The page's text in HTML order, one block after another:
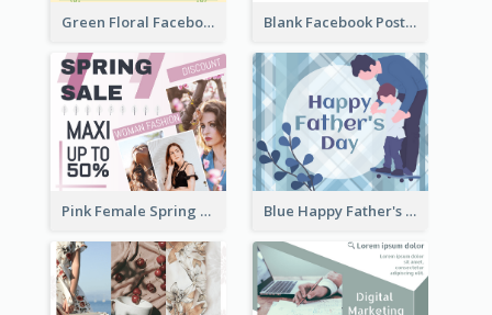
Green Floral Facebook Post About Grand Opening Blank Facebook Post
Pink Female Spring Fashion Facebook Post Design Blue Happy Father's Day Facebook Post